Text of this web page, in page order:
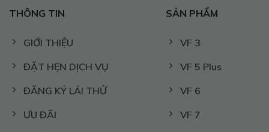
THÔNG TIN
GIỚI THIỆU
ĐẶT HẸN DỊCH VỤ
ĐĂNG KÝ LÁI THỬ
ƯU ĐÃI
SẢN PHẨM
VF 3
VF 5 Plus
VF 6
VF 7